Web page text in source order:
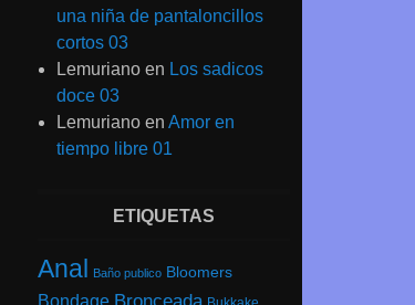
una niña de pantaloncillos
cortos 03
Lemuriano en Los sadicos
doce 03
Lemuriano enAmor en
tiempo libre 01
ETIQUETAS
Anal Baño publico Bloomers
Bondage Bronceada